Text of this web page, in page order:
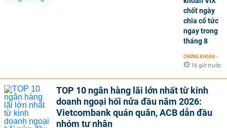
chốt ngày
chia cổ tức
ngay trong
tháng 8
CHỨNG KHOÁN -
16 giờ trước
TOP 10 ngân hàng lãi lớn nhất từ kinh
doanh ngoại hối nửa đầu năm 2026:
Vietcombank quán quân, ACB dẫn đầu
nhóm tư nhân